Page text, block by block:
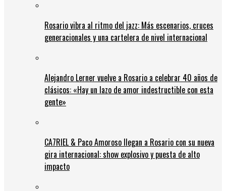
Rosario vibra al ritmo del jazz: Más escenarios, cruces
generacionales y una cartelera de nivel internacional
Alejandro Lerner vuelve a Rosario a celebrar 40 años de
clásicos: «Hay un lazo de amor indestructible con esta
gente»
CA7RIEL & Paco Amoroso llegan a Rosario con su nueva
gira internacional: show explosivo y puesta de alto
impacto